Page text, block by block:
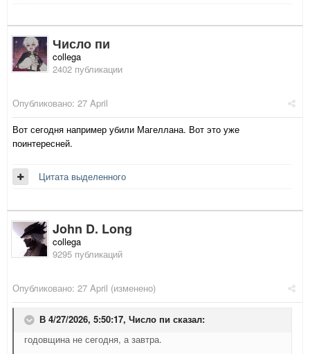
Число пи
collega
2402 публикации
Опубликовано: 27 April
Вот сегодня например убили Магеллана. Вот это уже
поинтересней.
Цитата выделенного
John D. Long
collega
9295 публикаций
Опубликовано: 27 April (изменено)
В 4/27/2026, 5:50:17, Число пи сказал:
годовщина не сегодня, а завтра.